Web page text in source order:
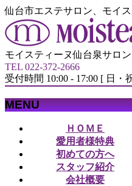
仙台市エステサロン、モイ
モイスティーヌ仙台泉サロン
TEL 022-372-2666
受付時間 10:00 - 17:00 [ 日・
MENU
ＨＯＭＥ
愛用者様特典
初めての方へ
スタッフ紹介
会社概要